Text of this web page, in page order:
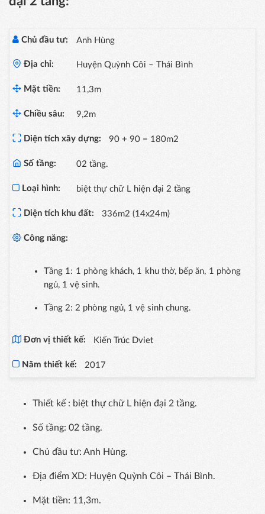
Chủ đầu tư: Anh Hùng
Địa chỉ: Huyện Quỳnh Côi – Thái Bình
Mặt tiền: 11,3m
Chiều sâu: 9,2m
Diện tích xây dựng: 90 + 90 = 180m2
Số tầng: 02 tầng.
Loại hình: biệt thự chữ L hiện đại 2 tầng
Diện tích khu đất: 336m2 (14x24m)
Công năng:
Tầng 1: 1 phòng khách, 1 khu thờ, bếp ăn, 1 phòng
ngủ, 1 vệ sinh.
Tầng 2: 2 phòng ngủ, 1 vệ sinh chung.
Đơn vị thiết kế: Kiến Trúc Dviet
Năm thiết kế: 2017
Thiết kế : biệt thự chữ L hiện đại 2 tầng.
Số tầng: 02 tầng.
Chủ đầu tư: Anh Hùng.
Địa điểm XD: Huyện Quỳnh Côi – Thái Bình.
Mặt tiền: 11,3m.